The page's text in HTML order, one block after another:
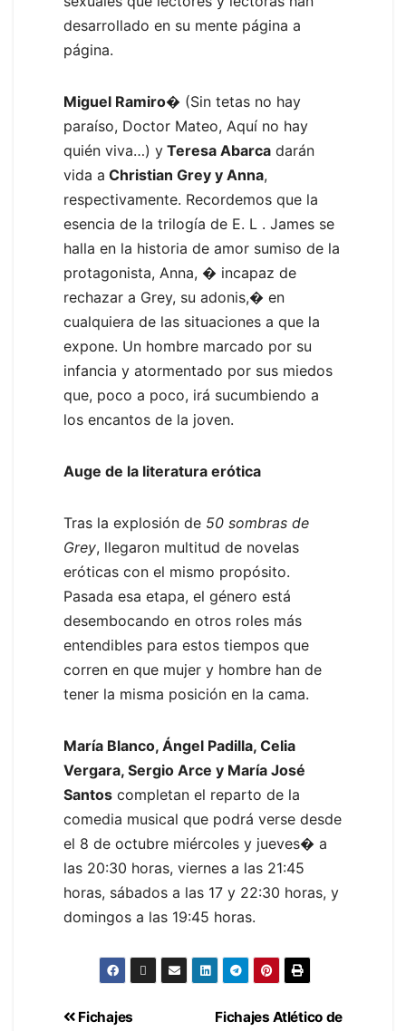
desarrollado en su mente página a
página.
Miguel Ramiro� (Sin tetas no hay
paraíso, Doctor Mateo, Aquí no hay
quién viva…) y Teresa Abarca darán
vida a Christian Grey y Anna,
respectivamente. Recordemos que la
esencia de la trilogía de E. L . James se
halla en la historia de amor sumiso de la
protagonista, Anna, � incapaz de
rechazar a Grey, su adonis,� en
cualquiera de las situaciones a que la
expone. Un hombre marcado por su
infancia y atormentado por sus miedos
que, poco a poco, irá sucumbiendo a
los encantos de la joven.
Auge de la literatura erótica
Tras la explosión de 50 sombras de
Grey, llegaron multitud de novelas
eróticas con el mismo propósito.
Pasada esa etapa, el género está
desembocando en otros roles más
entendibles para estos tiempos que
corren en que mujer y hombre han de
tener la misma posición en la cama.
María Blanco, Ángel Padilla, Celia
Vergara, Sergio Arce y María José
Santos completan el reparto de la
comedia musical que podrá verse desde
el 8 de octubre miércoles y jueves� a
las 20:30 horas, viernes a las 21:45
horas, sábados a las 17 y 22:30 horas, y
domingos a las 19:45 horas.
Fichajes Atlético de
Fichajes